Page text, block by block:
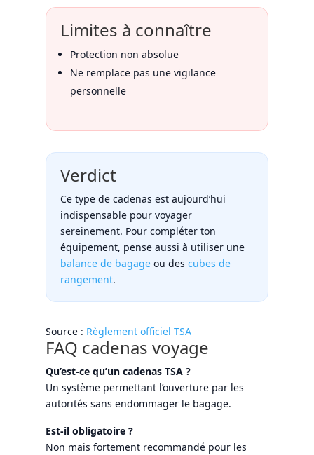
Limites à connaître
Protection non absolue
Ne remplace pas une vigilance
personnelle
Verdict
Ce type de cadenas est aujourd’hui
indispensable pour voyager
sereinement. Pour compléter ton
équipement, pense aussi à utiliser une
balance de bagageou des cubes de
rangement.
Source : Règlement officiel TSA
FAQ cadenas voyage
Qu’est-ce qu’un cadenas TSA ?
Un système permettant l’ouverture par les
autorités sans endommager le bagage.
Est-il obligatoire ?
Non mais fortement recommandé pour les